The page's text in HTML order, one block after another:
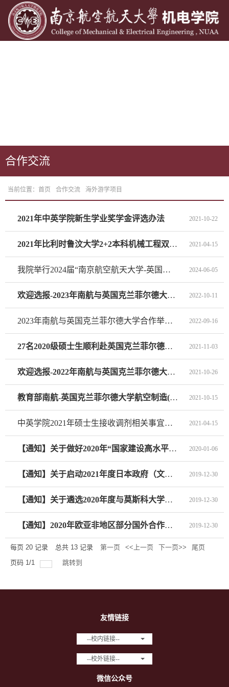
合作交流
当前位置： 首页 合作交流 海外游学项目
2021年中英学院新生学业奖学金评选办法 2021-10-22
2021年比利时鲁汶大学2+2本科机械工程双学位项目 申报通知（含附件） 2021-04-15
我院举行2024届“南京航空航天大学-英国克兰菲尔德大学”机械（航空工程）专业硕士毕业典礼暨学位授予仪式 2024-06-05
欢迎选报-2023年南航与英国克兰菲尔德大学合作举办机械（航空工程）专业硕士研究生教育项目（教育部审批项目） 2022-10-11
2023年南航与英国克兰菲尔德大学合作举办机械（航空工程）专业硕士研究生教育项目（教育部审批项目） 2022-09-16
27名2020级硕士生顺利赴英国克兰菲尔德大学开展交流学习 2021-11-03
欢迎选报-2022年南航与英国克兰菲尔德大学合作举办机械（航空工程）专业硕士研究生教育项目（教育部审批项目） 2021-10-26
教育部南航-英国克兰菲尔德大学航空制造(航空工程)专业硕士研究生教育项目2021级新生线上见面会顺利举行 2021-10-15
中英学院2021年硕士生接收调剂相关事宜的通知 2021-04-15
【通知】关于做好2020年“国家建设高水平大学公派研究生项目”申报工作的通知 2020-01-06
【通知】关于启动2021年度日本政府（文部科学省）博士生、日本研究博士生奖学金遴选工作的通知 2019-12-30
【通知】关于遴选2020年度与莫斯科大学、圣彼得堡大学互换奖学金留学候选人的通知 2019-12-30
【通知】2020年欧亚非地区部分国外合作奖学金遴选工作即将启动 2019-12-30
每页 20 记录 总共 13 记录 第一页 <<上一页 下一页>>
尾页
页码 1/1 跳转到
友情链接
--校内链接--
--校外链接--
微信公众号